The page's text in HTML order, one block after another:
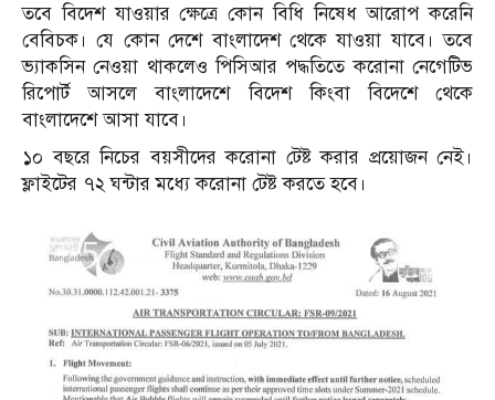
তবে বিদেশ যাওয়ার ক্ষেত্রে কোন বিধি নিষেধ আরোপ করেনি
বেবিচক। যে কোন দেশে বাংলাদেশ থেকে যাওয়া যাবে। তবে
ভ্যাকসিন নেওয়া থাকলেও পিসিআর পদ্ধতিতে করোনা নেগেটিভ
রিপোর্ট আসলে বাংলাদেশে বিদেশ কিংবা বিদেশে থেকে
বাংলাদেশে আসা যাবে।
১০ বছরে নিচের বয়সীদের করোনা টেষ্ট করার প্রয়োজন নেই।
ফ্লাইটের ৭২ ঘন্টার মধ্যে করোনা টেষ্ট করতে হবে।